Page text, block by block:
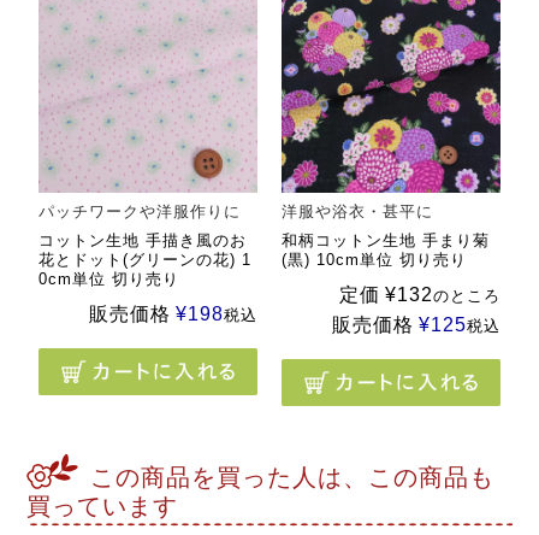
パッチワークや洋服作りに
コットン生地 手描き風のお
花とドット(グリーンの花) 1
0cm単位 切り売り
販売価格 ¥198税込
洋服や浴衣・甚平に
和柄コットン生地 手まり菊
(黒) 10cm単位 切り売り
定価 ¥132のところ
販売価格 ¥125税込
この商品を買った人は、この商品も
買っています